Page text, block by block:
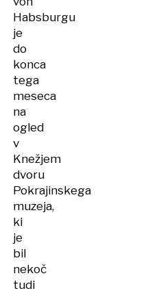
Habsburgu
je
do
konca
tega
meseca
na
ogled
v
Knežjem
dvoru
Pokrajinskega
muzeja,
ki
je
bil
nekoč
tudi